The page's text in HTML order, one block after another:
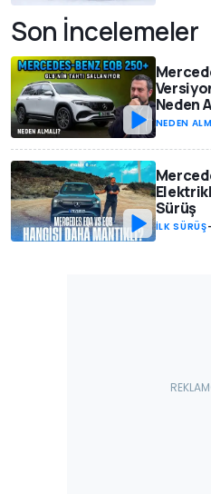
Son İncelemeler
Neden
NEDEN
Sürüş
İLK SÜRÜŞ-